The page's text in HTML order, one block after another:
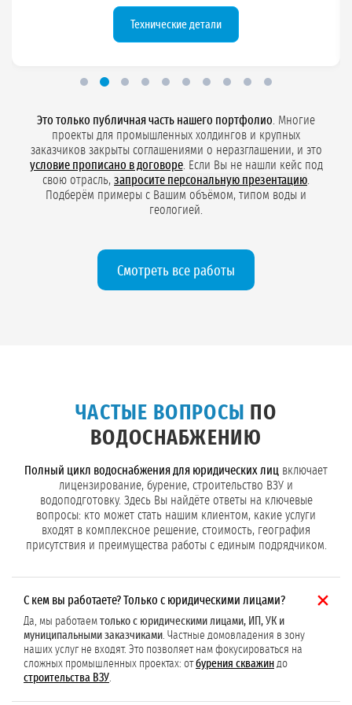
Что было сделано
Это только публичная часть нашего портфолио. Многие
проекты для промышленных холдингов и крупных
заказчиков закрыты соглашениями о неразглашении, и это
условие прописано в договоре. Если Вы не нашли кейс под
свою отрасль, запросите персональную презентацию.
Подберём примеры с Вашим объёмом, типом воды и
геологией.
Смотреть все работы
ЧАСТЫЕ ВОПРОСЫ
ПО
ВОДОСНАБЖЕНИЮ
Полный цикл водоснабжения для юридических лиц включает
лицензирование, бурение, строительство ВЗУ и
водоподготовку. Здесь Вы найдёте ответы на ключевые
вопросы: кто может стать нашим клиентом, какие услуги
входят в комплексное решение, стоимость, география
присутствия и преимущества работы с единым подрядчиком.
С кем вы работаете? Только с юридическими лицами?
Да, мы работаем только с юридическими лицами, ИП, УК и
муниципальными заказчиками. Частные домовладения в зону
наших услуг не входят. Это позволяет нам фокусироваться на
сложных промышленных проектах: отбурения скважин до
строительства ВЗУ.